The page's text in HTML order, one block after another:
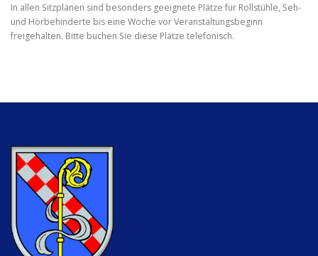
In allen Sitzplänen sind besonders geeignete Plätze für Rollstühle, Seh-
und Hörbehinderte bis eine Woche vor Veranstaltungsbeginn
freigehalten. Bitte buchen Sie diese Plätze telefonisch.